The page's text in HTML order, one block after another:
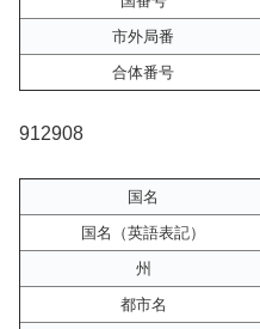
市外局番
合体番号
912908
国名
国名（英語表記）
州
都市名